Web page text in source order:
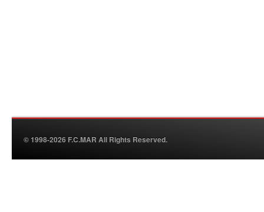
© 1998-2026 F.C.MAR All Rights Reserved.